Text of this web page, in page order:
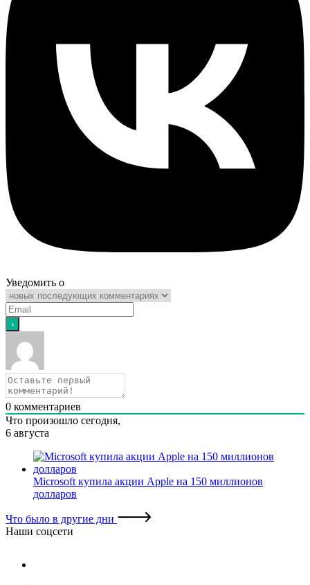
Уведомить о
0 комментариев
Что произошло сегодня,
6 августа
Microsoft купила акции Apple на 150 миллионов
долларов
Что было в другие дни
Наши соцсети